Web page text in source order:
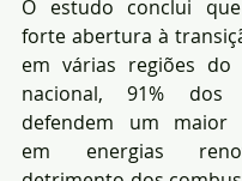
O estudo conclui
forte abertura à
em várias regiões do
nacional, 91% dos
defendem um maior
em energias